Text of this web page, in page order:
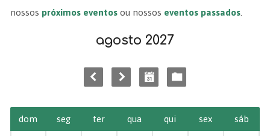
nossos próximos eventosou nossos eventos passados.
agosto 2027
dom seg ter qua qui sex sáb